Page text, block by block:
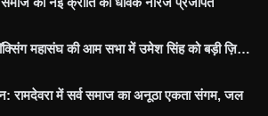
महासंघ की आम सभा में उमेश सिंह को बड़ी ज़ि…
रामदेवरा में सर्व समाज का अनूठा एकता संगम, जल